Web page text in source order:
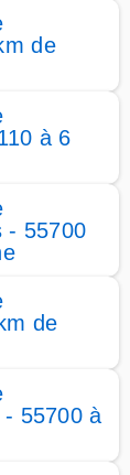
de
à 6
- 55700
de
55700 à